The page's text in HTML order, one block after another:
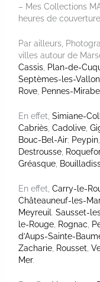
– Mes Collections
heures de
Par ailleurs,
villes autour de
Cassis Plan-de-
Septèmes-les-
Rove Pennes-
En effet,Simiane-
Cabriès ,Cadolive ,
Bouc-Bel-Air; Peypin
Destrousse
Gréasque
En effet,Carry-le-
Châteauneuf-les-
Meyreuil .Sausset-
le-Rouge Rognac
d’Aups-Sainte-
Zacharie Rousset ,
Mer.